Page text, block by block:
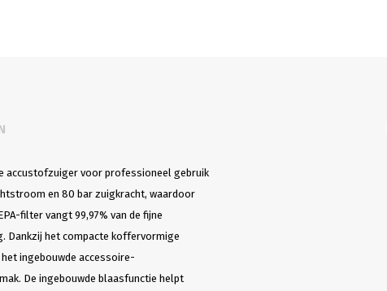
accustofzuiger voor professioneel gebruik
en 80 bar zuigkracht, waardoor
filter vangt 99,97% van de fijne
Dankzij het compacte koffervormige
ingebouwde accessoire-
De ingebouwde blaasfunctie helpt